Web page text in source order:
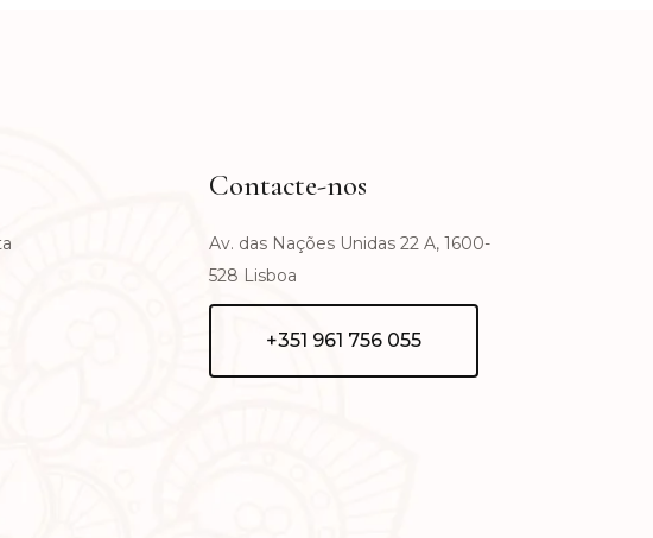
Contacte-nos
Av. das Nações Unidas 22 A, 1600-
528 Lisboa
+351 961 756 055